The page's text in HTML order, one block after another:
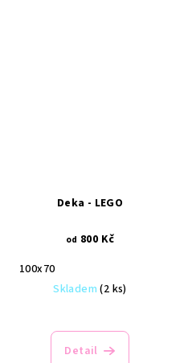
Deka - LEGO
od 800 Kč
100x70
Skladem(2 ks)
Detail